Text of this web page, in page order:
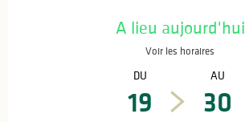
A lieu aujourd'hui
Voir les horaires
DU
19
AU
30